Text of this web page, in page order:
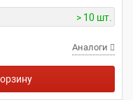
> 10 шт.
Аналоги